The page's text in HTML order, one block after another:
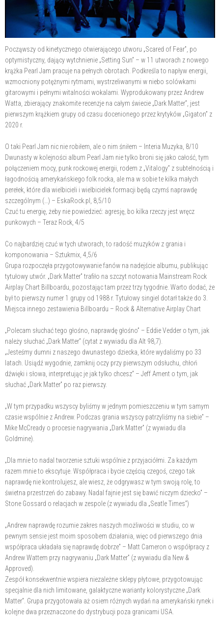
Począwszy od kinetycznego otwierającego utworu „Scared of Fear”, po
optymistyczny, dający wytchnienie „Setting Sun” – w 11 utworach z nowego
krążka Pearl Jam pracuje na pełnych obrotach. Podkreśla to napływ energii,
wzmocniony potężnymi rytmami, wystrzeliwanymi w niebo solówkami
gitarowymi i pełnymi witalności wokalami. Wyprodukowany przez Andrew
Watta, zbierający znakomite recenzje na całym świecie „Dark Matter”, jest
pierwszym krążkiem grupy od czasu docenionego przez krytyków „Gigaton” z
2020 r.
O taki Pearl Jam nic nie robiłem, ale o nim śniłem – Interia Muzyka, 8/10
Dwunasty w kolejności album Pearl Jam nie tylko broni się jako całość, tym
połączeniem mocy, punk rockowej energii, rodem z „Vitalogy” z subtelnością i
łagodnością amerykańskiego folk rocka, ale ma w sobie te kilka małych
perełek, które dla wielbicieli i wielbicielek formacji będą czymś naprawdę
szczególnym (…) – EskaRock.pl, 8,5/10
Czuć tu energię, żeby nie powiedzieć: agresję, bo kilka rzeczy jest wręcz
punkowych – Teraz Rock, 4/5
Co najbardziej czuć w tych utworach, to radość muzyków z grania i
komponowania – Sztukmix, 4,5/6
Grupa rozpoczęła przygotowywanie fanów na nadejście albumu, publikując
tytułowy utwór. „Dark Matter” trafiło na szczyt notowania Mainstream Rock
Airplay Chart Billboardu, pozostając tam przez trzy tygodnie. Warto dodać, że
był to pierwszy numer 1 grupy od 1988 r. Tytułowy singiel dotarł także do 3.
Miejsca innego zestawienia Billboardu – Rock & Alternative Airplay Chart
„Polecam słuchać tego głośno, naprawdę głośno” – Eddie Vedder o tym, jak
należy słuchać „Dark Matter” (cytat z wywiadu dla Alt 98,7).
„Jesteśmy dumni z naszego dwunastego dziecka, które wydaliśmy po 33
latach. Usiądź wygodnie, zamknij oczy przy pierwszym odsłuchu, chłoń
dźwięki i słowa, interpretując je jak tylko chcesz” – Jeff Ament o tym, jak
słuchać „Dark Matter” po raz pierwszy.
„W tym przypadku wszyscy byliśmy w jednym pomieszczeniu w tym samym
czasie wspólnie z Andrew. Podczas grania wszyscy patrzyliśmy na siebie” –
Mike McCready o procesie nagrywania „Dark Matter” (z wywiadu dla
Goldmine).
„Dla mnie to nadal tworzenie sztuki wspólnie z przyjaciółmi. Za każdym
razem mnie to ekscytuje. Współpraca i bycie częścią czegoś, czego tak
naprawdę nie kontrolujesz, ale wiesz, że odgrywasz w tym swoją rolę, to
świetna przestrzeń do zabawy. Nadal fajnie jest się bawić niczym dziecko” –
Stone Gossard o relacjach w zespole (z wywiadu dla „Seatle Times”)
„Andrew naprawdę rozumie zakres naszych możliwości w studiu, co w
pewnym sensie jest moim sposobem działania, więc od pierwszego dnia
współpraca układała się naprawdę dobrze” – Matt Cameron o współpracy z
Andrew Wattem przy nagrywaniu „Dark Matter” (z wywiadu dla New &
Approved).
Zespół konsekwentnie wspiera niezależne sklepy płytowe, przygotowując
specjalnie dla nich limitowane, galaktyczne warianty kolorystyczne „Dark
Matter”. Grupa przygotowała aż osiem różnych wydań na amerykański rynek i
kolejne dwa przeznaczone do dystrybucji poza granicami USA.